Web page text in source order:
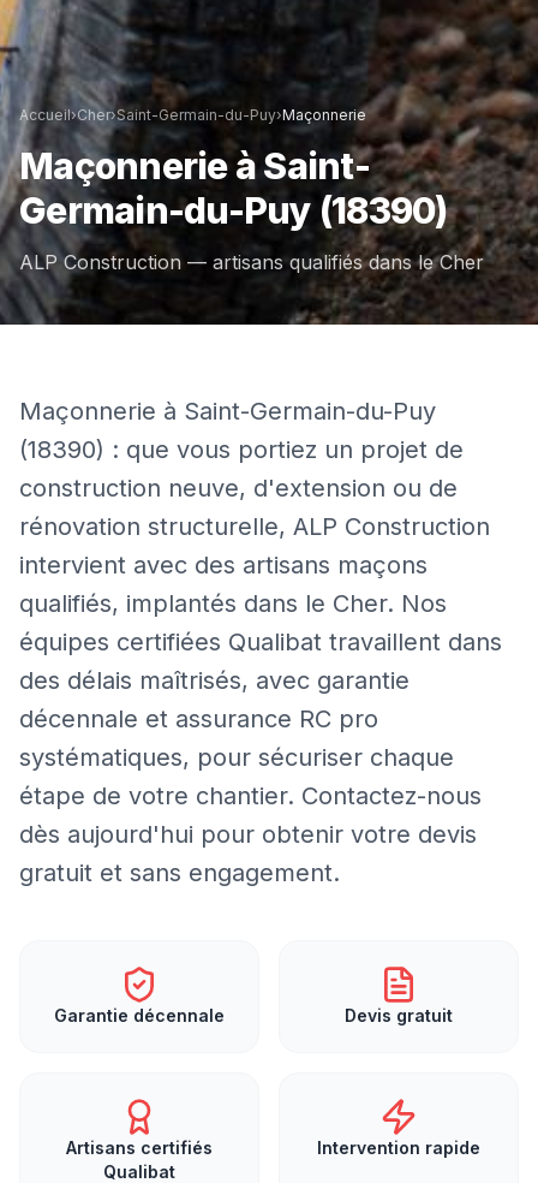
Accueil›Cher›Saint-Germain-du-Puy›Maçonnerie
MaçonnerieàSaint-
Germain-du-Puy (18390)
ALP Construction — artisans qualifiés dans leCher
Maçonnerie à Saint-Germain-du-Puy
(18390) : que vous portiez un projet de
construction neuve, d'extension ou de
rénovation structurelle, ALP Construction
intervient avec des artisans maçons
qualifiés, implantés dans le Cher. Nos
équipes certifiées Qualibat travaillent dans
des délais maîtrisés, avec garantie
décennale et assurance RC pro
systématiques, pour sécuriser chaque
étape de votre chantier. Contactez-nous
dès aujourd'hui pour obtenir votre devis
gratuit et sans engagement.
Garantie décennale Devis gratuit
Artisans certifiés
Qualibat
Intervention rapide